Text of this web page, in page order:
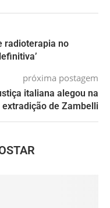
radioterapia no
próxima postagem
italiana alegou na
de Zambelli